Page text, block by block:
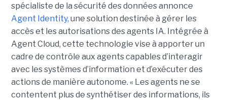
spécialiste de la sécurité des données annonce
Agent Identity, une solution destinée à gérer les
accès et les autorisations des agents IA. Intégrée à
Agent Cloud, cette technologie vise à apporter un
cadre de contrôle aux agents capables d’interagir
avec les systèmes d’information et d’exécuter des
actions de manière autonome. « Les agents ne se
contentent plus de synthétiser des informations, ils